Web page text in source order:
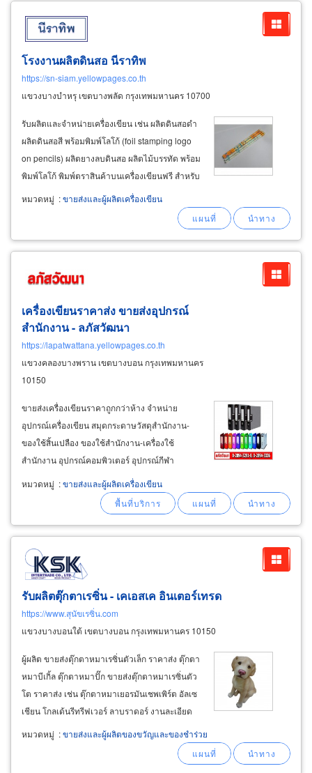
โรงงานผลิตดินสอ นีราทิพ
https://sn-siam.yellowpages.co.th
แขวงบางบำหรุ เขตบางพลัด กรุงเทพมหานคร 10700
รับผลิตและจำหน่ายเครื่องเขียน เช่น ผลิตดินสอดำ
ผลิตดินสอสี พร้อมพิมพ์โลโก้ (foil stamping logo
on pencils) ผลิตยางลบดินสอ ผลิตไม้บรรทัด พร้อม
พิมพ์โลโก้ พิมพ์ตราสินค้าบนเครื่องเขียนฟรี สำหรับ
เป็นของแจกของแถมของที่ระลึก สินค้าพรีเมี่ยม
ของโปรโมชั่นส่งเสริมการขาย ในใอกาสต่างๆเพื่อ
เป็นเครื่องเตือนความจำให้ลูกค้านึกถึงคุณเสมอ
หมวดหมู่ :ขายส่งและผู้ผลิตเครื่องเขียน
เครื่องเขียนราคาส่ง ขายส่งอุปกรณ์
สำนักงาน - ลภัสวัฒนา
https://lapatwattana.yellowpages.co.th
แขวงคลองบางพราน เขตบางบอน กรุงเทพมหานคร
10150
ขายส่งเครื่องเขียนราคาถูกกว่าห้าง จำหน่าย
อุปกรณ์เครื่องเขียน สมุดกระดาษวัสดุสำนักงาน-
ของใช้สิ้นเปลือง ของใช้สำนักงาน-เครื่องใช้
สำนักงาน อุปกรณ์คอมพิวเตอร์ อุปกรณ์กีฬา
อุปกรณ์เย็บปักถักร้อย ทุกอย่างขายราคาส่ง ขายส่ง
เครื่องเขียน ดินสอปากกายางลบไม้บรรทัด ปากกา
ไว้ท์บอร์ดมาร์กเกอร์ แปรงลบกระดาน
หมวดหมู่ :ขายส่งและผู้ผลิตเครื่องเขียน
รับผลิตตุ๊กตาเรซิ่น - เคเอสเค อินเตอร์เทรด
https://www.สุนัขเรซิ่น.com
แขวงบางบอนใต้ เขตบางบอน กรุงเทพมหานคร 10150
ผู้ผลิต ขายส่งตุ๊กตาหมาเรซิ่นตัวเล็ก ราคาส่ง ตุ๊กตา
หมาบีเกิ้ล ตุ๊กตาหมาปั๊ก ขายส่งตุ๊กตาหมาเรซิ่นตัว
โต ราคาส่ง เช่น ตุ๊กตาหมาเยอรมันเชพเพิร์ต อัลเซ
เชียน โกลเด้นรีทรีฟเวอร์ ลาบราดอร์ งานละเอียด
เหมือนจริง ขายส่งตุ๊กตาหมาเรซิ่นเป็นชุดครอบครัว
น้องหมา tiny dog น่ารักมากเห็นแล้วต้องชอบ ตุ๊ก
หมวดหมู่ :ขายส่งและผู้ผลิตของขวัญและของชำร่วย